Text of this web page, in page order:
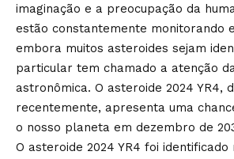
imaginação e a preocupação da
estão constantemente monitorando
embora muitos asteroides sejam
particular tem chamado a atenção
astronômica. O asteroide 2024 YR4,
recentemente, apresenta uma
o nosso planeta em dezembro de
O asteroide 2024 YR4 foi identificado